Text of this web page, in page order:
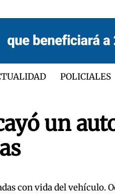
POLICIALES
un
con vida del vehículo.